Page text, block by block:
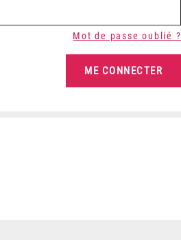
Mot de passe oublié ?